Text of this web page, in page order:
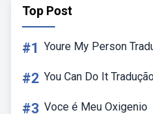
Top Post
#1 Youre My Person
#2 You Can Do It
#3 Voce é Meu Oxigenio